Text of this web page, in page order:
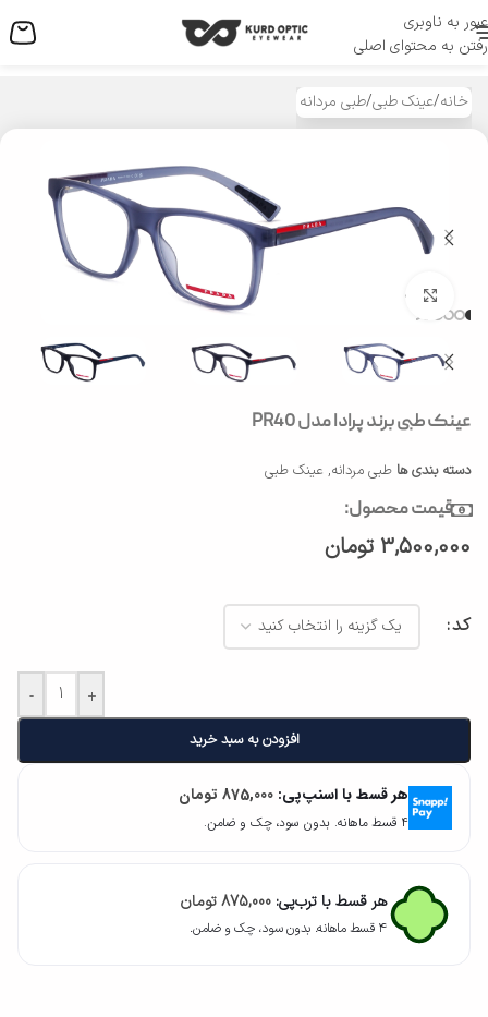
عبور به ناوبری
رفتن به محتوای اصلی
منو
خانه/عینک طبی/طبی مردانه
بزرگنمایی تصویر
عینک طبی برند پرادا مدل PR40
دسته بندی ها طبی مردانه, عینک طبی
قیمت محصول:
3,500,000 تومان
کد
- +
افزودن به سبد خرید
هر قسط با اسنپ‌پی: 875,000 تومان
۴ قسط ماهانه. بدون سود، چک و ضامن.
هر قسط با ترب‌پی: 875,000تومان
۴ قسط ماهانه. بدون سود، چک و ضامن.